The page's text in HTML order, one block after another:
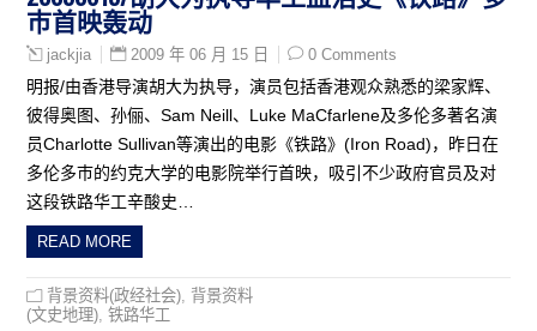
巿首映轰动
jackjia 2009 年 06 月 15 日 0 Comments
明报/由香港导演胡大为执导，演员包括香港观众熟悉的梁家辉、
彼得奥图、孙俪、Sam Neill、Luke MaCfarlene及多伦多著名演
员Charlotte Sullivan等演出的电影《铁路》(Iron Road)，昨日在
多伦多巿的约克大学的电影院举行首映，吸引不少政府官员及对
这段铁路华工辛酸史…
READ MORE
背景资料(政经社会) 背景资料
(文史地理) ,铁路华工